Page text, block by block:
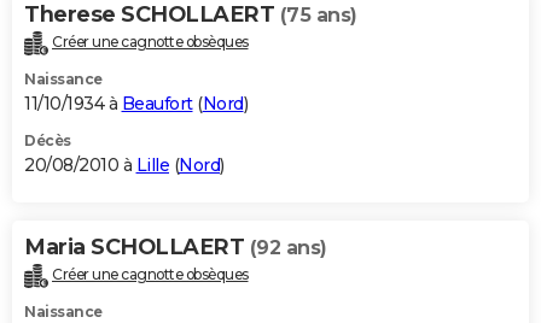
Therese SCHOLLAERT (75 ans)
Créer une cagnotte obsèques
Naissance
11/10/1934 à Beaufort(Nord)
Décès
20/08/2010 à Lille (Nord)
Maria SCHOLLAERT (92 ans)
Créer une cagnotte obsèques
Naissance